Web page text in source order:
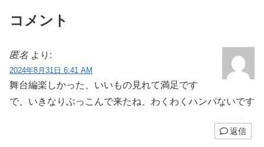
コメント
匿名 より:
2024年8月31日 6:41 AM
舞台編楽しかった、いいもの見れて満足です
で、いきなりぶっこんで来たね、わくわくハンパないです
返信